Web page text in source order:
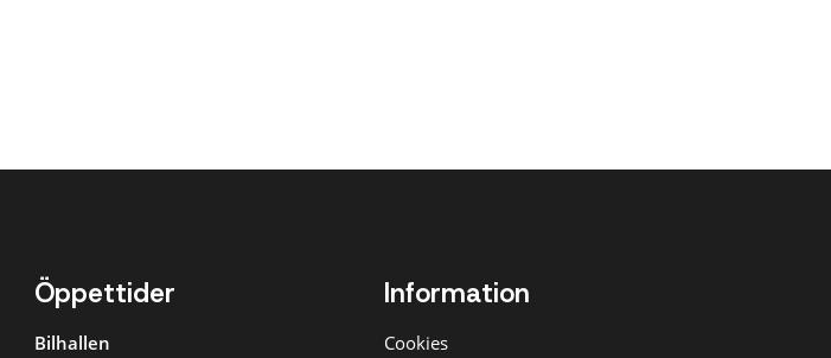
300
500
Öppettider
Bilhallen
Information
Cookies